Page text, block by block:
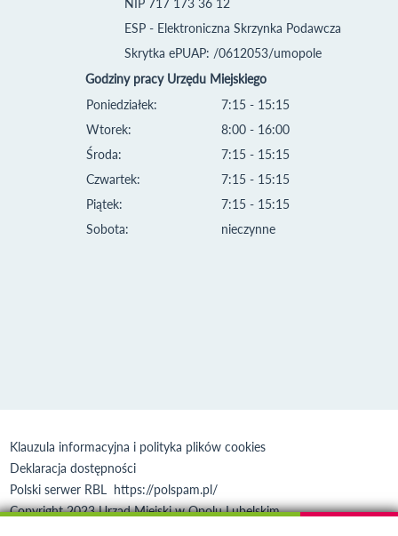
NIP 717 173 36 12
ESP - Elektroniczna Skrzynka Podawcza
Skrytka ePUAP: /0612053/umopole
Godziny pracy Urzędu Miejskiego
Poniedziałek:
Wtorek:
Środa:
Czwartek:
Piątek:
Sobota:
7:15 - 15:15
8:00 - 16:00
7:15 - 15:15
7:15 - 15:15
7:15 - 15:15
nieczynne
Klauzula informacyjna i polityka plików cookies
Deklaracja dostępności
Polski serwer RBL https://polspam.pl/
Copyright 2023 Urząd Miejski w Opolu Lubelskim